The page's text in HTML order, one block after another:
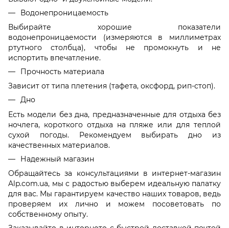
Водонепроницаемость
Выбирайте хорошие показатели
водонепроницаемости (измеряются в миллиметрах
ртутного столбца), чтобы не промокнуть и не
испортить впечатление.
Прочность материала
Зависит от типа плетения (тафета, оксфорд, рип-стоп).
Дно
Есть модели без дна, предназначенные для отдыха без
ночлега, короткого отдыха на пляже или для теплой
сухой погоды. Рекомендуем выбирать дно из
качественных материалов.
Надежный магазин
Обращайтесь за консультациями в интернет-магазин
Alp.com.ua, мы с радостью выберем идеальную палатку
для вас. Мы гарантируем качество наших товаров, ведь
проверяем их лично и можем посоветовать по
собственному опыту.